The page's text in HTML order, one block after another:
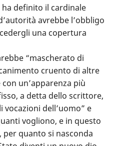
definito il cardinale
avrebbe l’obbligo
una copertura
“mascherato di
cruento di altre
un’apparenza più
a detta dello scrittore,
dell’uomo” e
vogliono, e in questo
per quanto si nasconda